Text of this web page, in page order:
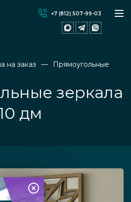
+7 (812) 507-99-03
на заказ Прямоугольные
зеркала
дм